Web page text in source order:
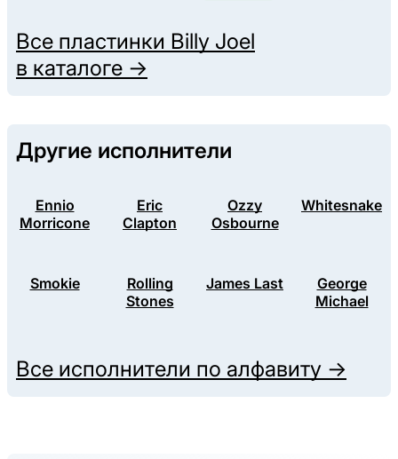
Все пластинки Billy Joel
в каталоге →
Другие исполнители
Ennio
Morricone
Eric
Clapton
Ozzy
Osbourne
Whitesnake
Smokie
Rolling
Stones
James Last
George
Michael
Все исполнители по алфавиту →